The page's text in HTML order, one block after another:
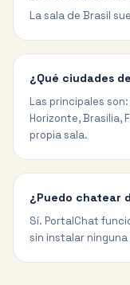
La sala de Brasil
¿Qué ciudades
Las principales
Horizonte, Brasilia,
propia sala.
¿Puedo chatear
Sí. PortalChat
sin instalar ninguna